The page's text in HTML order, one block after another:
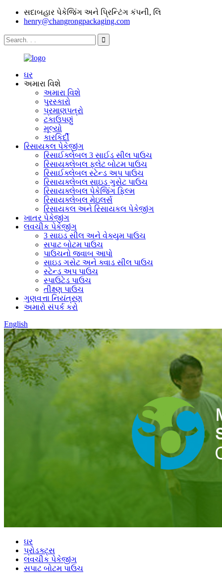
સદાબહાર પેકેજિંગ અને પ્રિન્ટિંગ કંપની, લિ
henry@changrongpackaging.com
ઘર
અમારા વિશે
અમારા વિશે
પુરસ્કારો
પ્રમાણપત્રો
ટકાઉપણું
મૂલ્યો
કારકિર્દી
રિસાયકલ પેકેજીંગ
રિસાઈક્લેબલ 3 સાઈડ સીલ પાઉચ
રિસાયક્લેબલ ફ્લેટ બોટમ પાઉચ
રિસાઈક્લેબલ સ્ટેન્ડ અપ પાઉચ
રિસાયક્લેબલ સાઇડ ગુસેટ પાઉચ
રિસાયક્લેબલ પેકેજિંગ ફિલ્મ
રિસાયક્લેબલ મેઇલર્સ
રિસાયકલ અને રિસાયકલ પેકેજીંગ
ખાતર પેકેજીંગ
લવચીક પેકેજીંગ
3 સાઇડ સીલ અને વેક્યુમ પાઉચ
સપાટ બોટમ પાઉચ
પાઉચનો જવાબ આપો
સાઇડ ગસેટ અને ક્વાડ સીલ પાઉચ
સ્ટેન્ડ અપ પાઉચ
સ્પાઉટેડ પાઉચ
તીક્ષ્ણ પાઉચ
ગુણવત્તા નિયંત્રણ
અમારો સંપર્ક કરો
English
ઘર
પ્રોડક્ટ્સ
લવચીક પેકેજીંગ
સપાટ બોટમ પાઉચ